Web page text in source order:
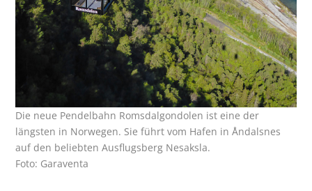
Die neue Pendelbahn Romsdalgondolen ist eine der
längsten in Norwegen. Sie führt vom Hafen in Åndalsnes
auf den beliebten Ausflugsberg Nesaksla.
Foto: Garaventa